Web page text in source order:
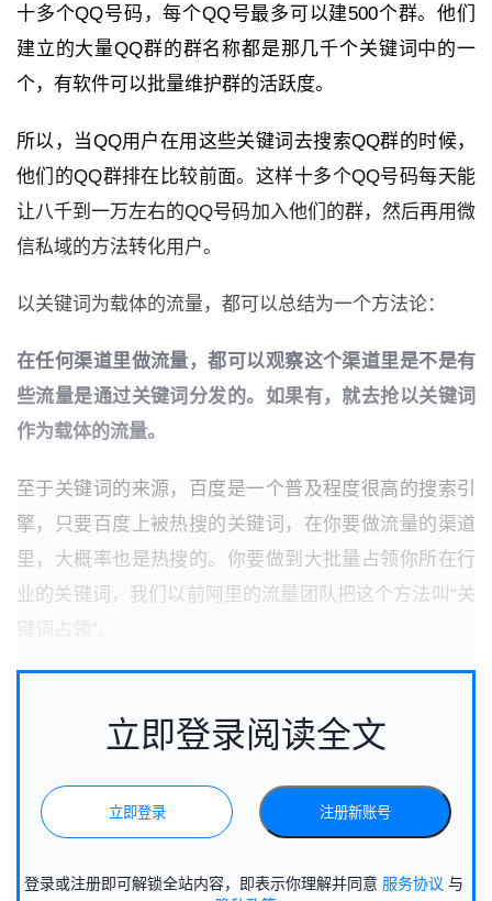
十多个QQ号码，每个QQ号最多可以建500个群。他们
建立的大量QQ群的群名称都是那几千个关键词中的一
个，有软件可以批量维护群的活跃度。
所以，当QQ用户在用这些关键词去搜索QQ群的时候，
他们的QQ群排在比较前面。这样十多个QQ号码每天能
让八千到一万左右的QQ号码加入他们的群，然后再用微
信私域的方法转化用户。
以关键词为载体的流量，都可以总结为一个方法论：
在任何渠道里做流量，都可以观察这个渠道里是不是有
些流量是通过关键词分发的。如果有，就去抢以关键词
作为载体的流量。
至于关键词的来源，百度是一个普及程度很高的搜索引
擎，只要百度上被热搜的关键词，在你要做流量的渠道
里，大概率也是热搜的。你要做到大批量占领你所在行
业的关键词，我们以前阿里的流量团队把这个方法叫“关
键词占领”。
立即登录阅读全文
立即登录 注册新账号
登录或注册即可解锁全站内容，即表示你理解并同意 服务协议 与